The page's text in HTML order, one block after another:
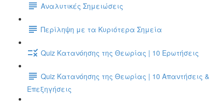
Αναλυτικές Σημειώσεις
Περίληψη με τα Κυριότερα Σημεία
Quiz Κατανόησης της Θεωρίας | 10 Ερωτήσεις
Quiz Κατανόησης της Θεωρίας | 10 Απαντήσεις &
Επεξηγήσεις